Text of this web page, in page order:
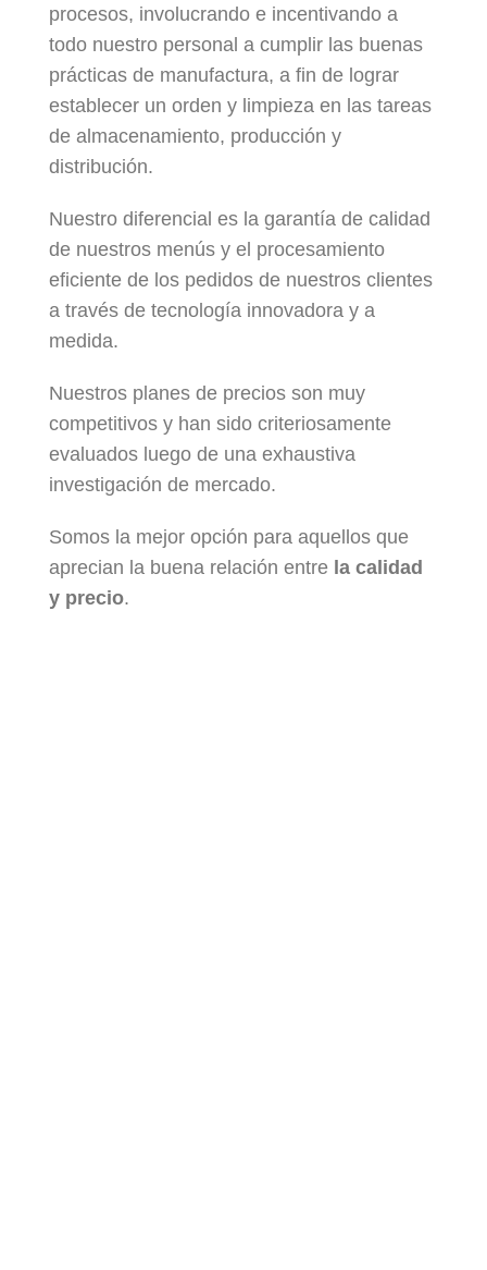
procesos, involucrando e incentivando a
todo nuestro personal a cumplir las buenas
prácticas de manufactura, a fin de lograr
establecer un orden y limpieza en las tareas
de almacenamiento, producción y
distribución.
Nuestro diferencial es la garantía de calidad
de nuestros menús y el procesamiento
eficiente de los pedidos de nuestros clientes
a través de tecnología innovadora y a
medida.
Nuestros planes de precios son muy
competitivos y han sido criteriosamente
evaluados luego de una exhaustiva
investigación de mercado.
Somos la mejor opción para aquellos que
aprecian la buena relación entre la calidad
y precio.